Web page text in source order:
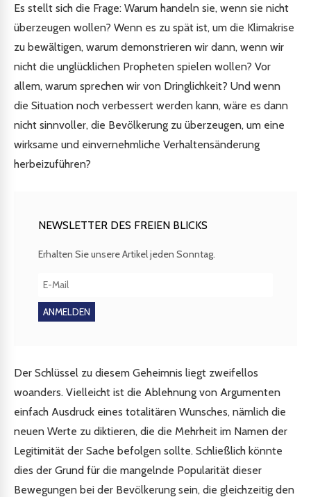
Es stellt sich die Frage: Warum handeln sie, wenn sie nicht
überzeugen wollen? Wenn es zu spät ist, um die Klimakrise
zu bewältigen, warum demonstrieren wir dann, wenn wir
nicht die unglücklichen Propheten spielen wollen? Vor
allem, warum sprechen wir von Dringlichkeit? Und wenn
die Situation noch verbessert werden kann, wäre es dann
nicht sinnvoller, die Bevölkerung zu überzeugen, um eine
wirksame und einvernehmliche Verhaltensänderung
herbeizuführen?
NEWSLETTER DES FREIEN BLICKS
Erhalten Sie unsere Artikel jeden Sonntag.
Der Schlüssel zu diesem Geheimnis liegt zweifellos
woanders. Vielleicht ist die Ablehnung von Argumenten
einfach Ausdruck eines totalitären Wunsches, nämlich die
neuen Werte zu diktieren, die die Mehrheit im Namen der
Legitimität der Sache befolgen sollte. Schließlich könnte
dies der Grund für die mangelnde Popularität dieser
Bewegungen bei der Bevölkerung sein, die gleichzeitig den